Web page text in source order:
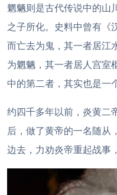
魍魉则是古代传说中的山
之子所化。史料中曾有《
而亡去为鬼，其一者居江
为魍魉，其一者居人宫室
中的第二者，其实也是一
约四千多年以前，炎黄二
后，做了黄帝的一名随从
边去，力劝炎帝重起战事